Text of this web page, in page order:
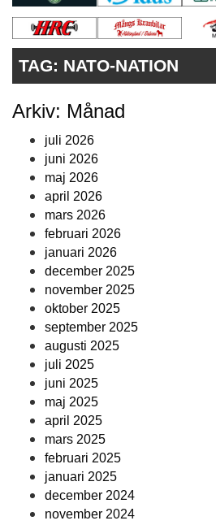
VÅRA ANDRA MAGASIN
PRENUMERERA
ANNONSERA
TAG: NATO-NATION
Arkiv: Månad
juli 2026
juni 2026
maj 2026
april 2026
mars 2026
februari 2026
januari 2026
december 2025
november 2025
oktober 2025
september 2025
augusti 2025
juli 2025
juni 2025
maj 2025
april 2025
mars 2025
februari 2025
januari 2025
december 2024
november 2024